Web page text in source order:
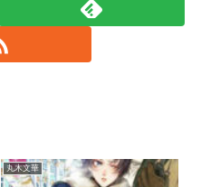
丸木文華